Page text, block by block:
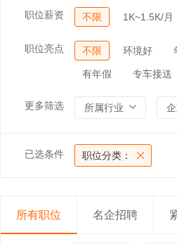
职位薪资 不限 1K~1.5K/月
职位亮点 不限 环境好
有年假 专车接送
更多筛选 所属行业
已选条件 职位分类：
所有职位 名企招聘